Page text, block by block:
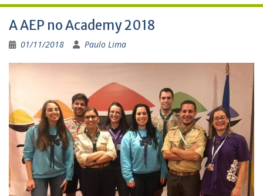
A AEP no Academy 2018
01/11/2018 Paulo Lima